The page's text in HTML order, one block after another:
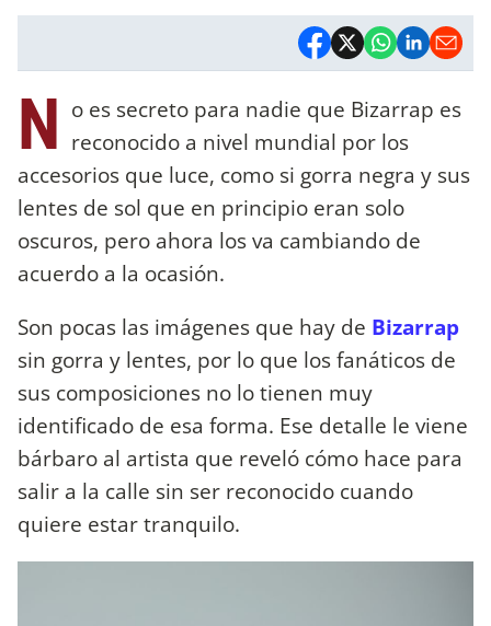
N o es secreto para nadie que Bizarrap es
reconocido a nivel mundial por los
accesorios que luce, como si gorra negra y sus
lentes de sol que en principio eran solo
oscuros, pero ahora los va cambiando de
acuerdo a la ocasión.
Son pocas las imágenes que hay de Bizarrap
sin gorra y lentes, por lo que los fanáticos de
sus composiciones no lo tienen muy
identificado de esa forma. Ese detalle le viene
bárbaro al artista que reveló cómo hace para
salir a la calle sin ser reconocido cuando
quiere estar tranquilo.